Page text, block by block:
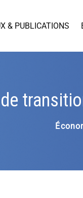
& PUBLICATIONS